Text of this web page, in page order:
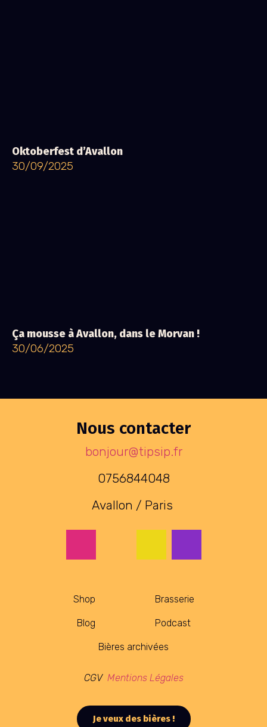
Oktoberfest d’Avallon
30/09/2025
Ça mousse à Avallon, dans le Morvan !
30/06/2025
Nous contacter
bonjour@tipsip.fr
0756844048
Avallon / Paris
Shop Brasserie
Blog Podcast
Bières archivées
CGV Mentions Légales
Je veux des bières !